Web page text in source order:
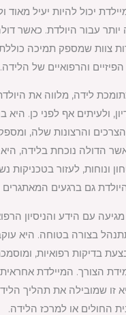
יכול להיות יעיל מאוד
יותר עבור היולדת. כאשר
צוות שמספק תמיכה
והרפואיים של הלידה.
לידה, מלווה את
ולעיתים אף לפני כן. היא
והרצונות שלה,
הדולה נוכחת בלידה, היא
ונוחות, לעזור בטכניקות
גם ברגעים המאתגרים
עם הידע והניסיון
בצורה בטוחה. היא
בדיקות רפואיות,
הצורך. המיילדת
זו שמובילה את תהליך
החולים או למרכז הלידה.